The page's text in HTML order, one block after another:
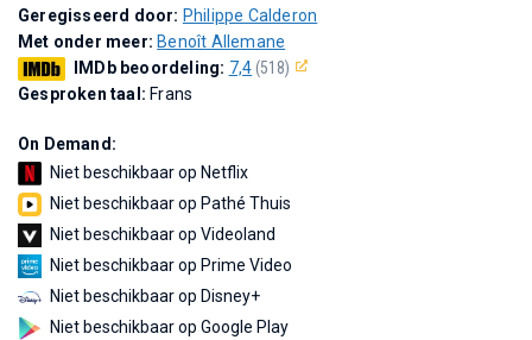
Geregisseerd door: Philippe Calderon
Met onder meer: Benoît Allemane
IMDb beoordeling: 7,4(518)
Gesproken taal: Frans
On Demand:
Niet beschikbaar op Netflix
Niet beschikbaar op Pathé Thuis
Niet beschikbaar op Videoland
Niet beschikbaar op Prime Video
Niet beschikbaar op Disney+
Niet beschikbaar op Google Play